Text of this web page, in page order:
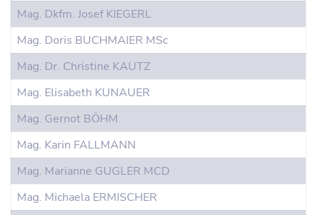
Mag. Dkfm. Josef KIEGERL
Mag. Doris BUCHMAIER MSc
Mag. Dr. Christine KAUTZ
Mag. Elisabeth KUNAUER
Mag. Gernot BÖHM
Mag. Karin FALLMANN
Mag. Marianne GUGLER MCD
Mag. Michaela ERMISCHER